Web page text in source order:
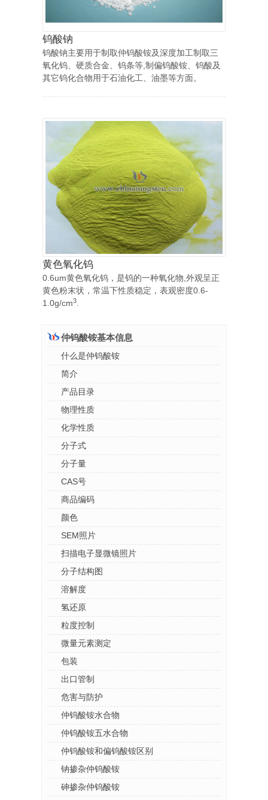
钨酸钠
钨酸钠主要用于制取仲钨酸铵及深度加工制取三
氧化钨、硬质合金、钨条等,制偏钨酸铵、钨酸及
其它钨化合物用于石油化工、油墨等方面。
黄色氧化钨
0.6um黄色氧化钨，是钨的一种氧化物,外观呈正
黄色粉末状，常温下性质稳定，表观密度0.6-
1.0g/cm3.
仲钨酸铵基本信息
什么是仲钨酸铵
简介
产品目录
物理性质
化学性质
分子式
分子量
CAS号
商品编码
颜色
SEM照片
扫描电子显微镜照片
分子结构图
溶解度
氢还原
粒度控制
微量元素测定
包装
出口管制
危害与防护
仲钨酸铵水合物
仲钨酸铵五水合物
仲钨酸铵和偏钨酸铵区别
钠掺杂仲钨酸铵
砷掺杂仲钨酸铵